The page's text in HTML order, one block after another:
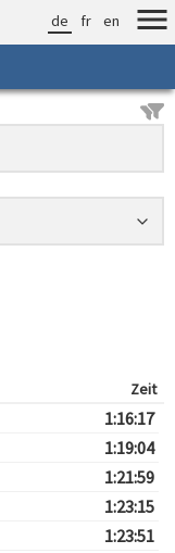
de fr en
Zeit
1:16:17
1:19:04
1:21:59
1:23:15
1:23:51